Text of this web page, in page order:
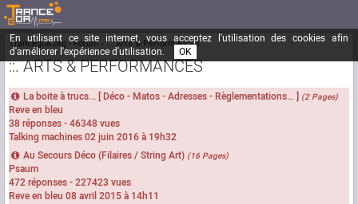
En utilisant ce site internet, vous acceptez l'utilisation des cookies afin
d'améliorer l'expérience d'utilisation.
OK
Trancegoa.org Forum ::. Arts & Performances
::. ARTS & PERFORMANCES
La boite à trucs... [ Déco - Matos - Adresses - Règlementations... ] (2 Pages)
Reve en bleu
38 réponses - 46348 vues
Talking machines02 juin 2016 à 19h32
Au Secours Déco (Filaires / String Art) (16 Pages)
Psaum
472 réponses - 227423 vues
Reve en bleu 08 avril 2015 à 14h11